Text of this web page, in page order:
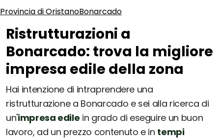
Provincia di OristanoBonarcado
Ristrutturazioni a
Bonarcado: trova la migliore
impresa edile della zona
Hai intenzione di intraprendere una
ristrutturazione a Bonarcado e sei alla ricerca di
un'impresa edile in grado di eseguire un buon
lavoro, ad un prezzo contenuto e in tempi